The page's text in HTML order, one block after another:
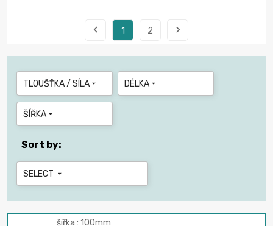
 1 2 
TLOUŠŤKA / SÍLA  DÉLKA 
ŠÍŘKA 
Sort by:
SELECT 
šířka : 100mm